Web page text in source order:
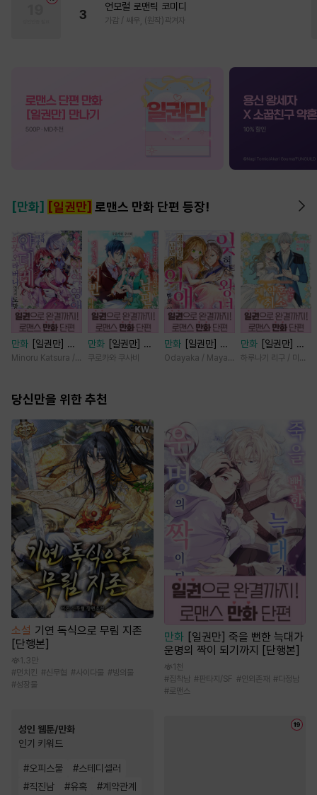
3
언모럴 로맨틱 코미디
가감 / 쌔우, (원작)곽겨자
[만화] [일권만] 로맨스 만화 단편 등장!
만화
[일권만] 기
억상실 악역 영애
니에게서 도망칠
본]
Minoru Katsura / Mizune
만화
[일권만] 내
게 간섭하지 않겠
바라봅니다 [단행
쿠로카와 쿠사비
만화
[일권만] 잊
혀진 왕녀지만 정
Odayaka / Maya Koike
만화
[일권만] 제
약혼은 취소되었습
하루나기 리구 / 미즈메
당신만을 위한 추천
소설 기연 독식으로 무림 지존
[단행본]
1.3만
#먼치킨 #신무협 #사이다물 #빙의물
#성장물
성인 웹툰/만화
인기 키워드
#오피스물 #스테디셀러
#직진남 #유혹 #계약관계
만화 [일권만] 죽을 뻔한 늑대가
운명의 짝이 되기까지 [단행본]
1천
#집착남 #판타지/SF #인외존재 #다정남
#로맨스